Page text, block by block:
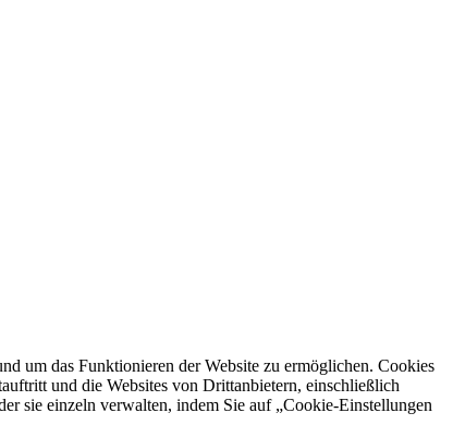
um das Funktionieren der Website zu ermöglichen. Cookies
und die Websites von Drittanbietern, einschließlich
sie einzeln verwalten, indem Sie auf „Cookie-Einstellungen